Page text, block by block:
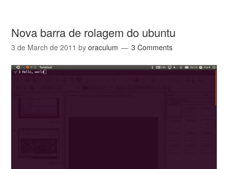
Nova barra de rolagem do ubuntu
3 de March de 2011 byoraculum 3 Comments